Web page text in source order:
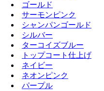
ゴールド
サーモンピンク
シャンパンゴールド
シルバー
ターコイズブルー
トップコート仕上げ
ネイビー
ネオンピンク
パープル